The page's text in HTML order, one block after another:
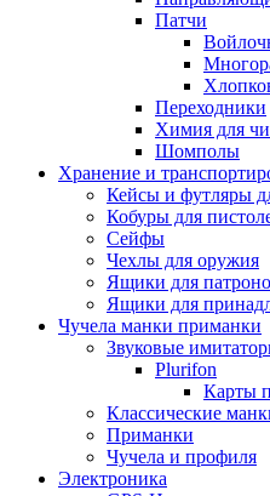
Патчи
Переходники
Химия для
Шомполы
Хранение и
Кейсы и футляры
Кобуры для
Сейфы
Чехлы для оружия
Ящики для
Ящики для
Чучела манки приманки
Звуковые
Plurifon
Карты
Классические
Приманки
Чучела и профиля
Электроника